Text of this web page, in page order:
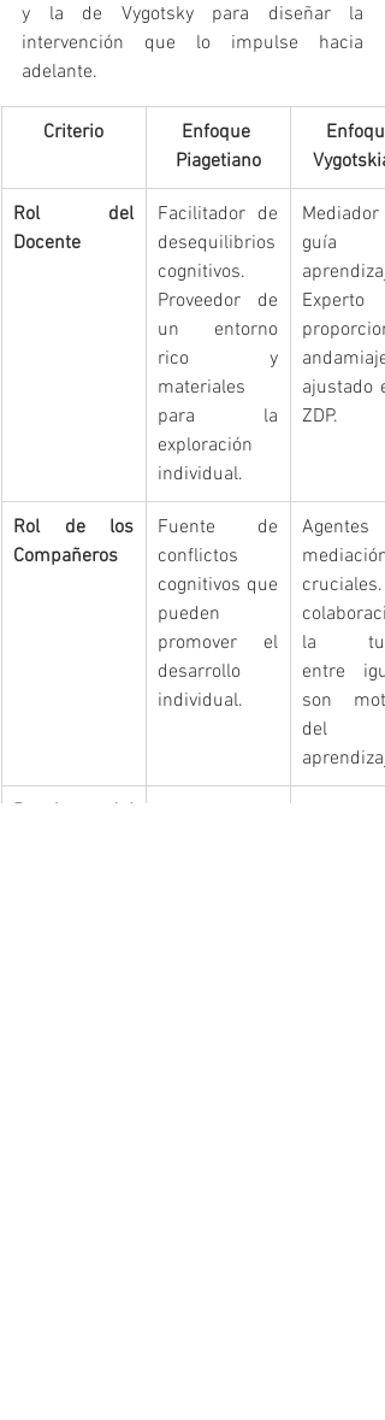
y la de Vygotsky para diseñar la
intervención que lo impulse hacia
adelante.
Criterio
Enfoque
Piagetiano
Rol del
Docente
Facilitador de
desequilibrios
cognitivos.
Proveedor de
un entorno
rico y
materiales
para la
exploración
individual.
guía
Experto
andamiaje
ajustado
ZDP.
Rol de los
Compañeros
Fuente de
conflictos
cognitivos que
pueden
promover el
desarrollo
individual.
Agentes
mediación
la
entre
son
del